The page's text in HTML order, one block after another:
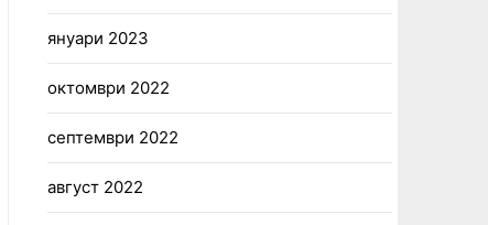
януари 2023
октомври 2022
септември 2022
август 2022